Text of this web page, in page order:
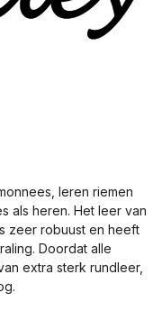
leren riemen
als heren. Het leer van
zeer robuust en heeft
Doordat alle
extra sterk rundleer,